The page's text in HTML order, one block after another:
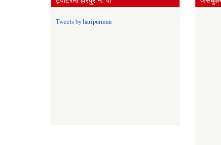
Tweets by haripurmun